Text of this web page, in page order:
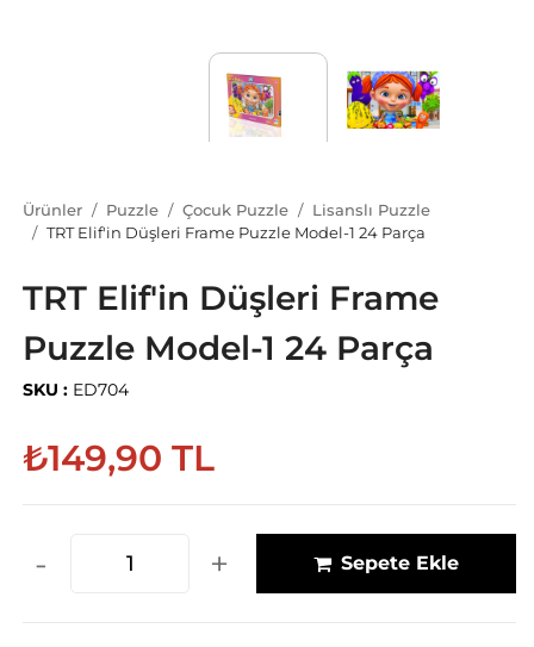
Ürünler Puzzle Çocuk Puzzle
Lisanslı Puzzle
TRT Elif'in Düşleri Frame Puzzle Model-1 24 Parça
TRT Elif'in Düşleri Frame
Puzzle Model-1 24 Parça
SKU : ED704
₺149,90 TL
- + Sepete Ekle